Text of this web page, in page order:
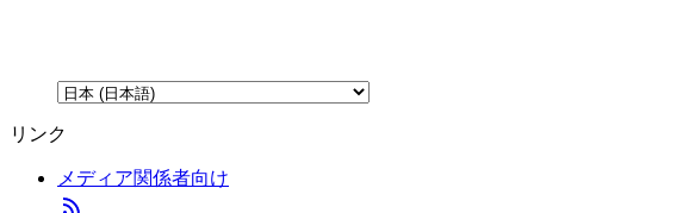
リンク
メディア関係者向け